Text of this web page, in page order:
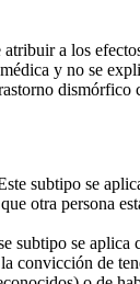
a los
y no se
dismórfico
subtipo se
otra persona
subtipo se aplica
convicción de